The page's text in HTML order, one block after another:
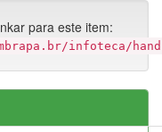
para este item:
infoteca/